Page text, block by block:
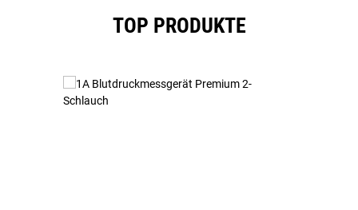
TOP PRODUKTE